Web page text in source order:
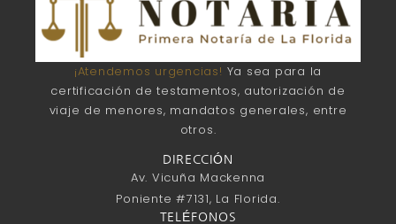
¡Atendemos urgencias! Ya sea para la
certificación de testamentos, autorización de
viaje de menores, mandatos generales, entre
otros.
DIRECCIÓN
Av. Vicuña Mackenna
Poniente #7131, La Florida.
TELÉFONOS